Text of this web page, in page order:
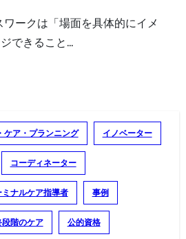
できること…
ケア・プランニング イノベーター
コーディネーター
ミナルケア指導者 事例
段階のケア 公的資格